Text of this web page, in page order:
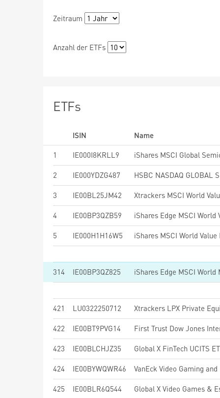
Zeitraum
Anzahl der ETFs
ETFs
ISIN
Name
1
IE000I8KRLL9
2 IE000YDZG487
3 IE00BL25JM42 Xtrackers MSCI World
4 IE00BP3QZB59
5 IE000H1H16W5
314 IE00BP3QZ825
421 LU0322250712 Xtrackers LPX Private
422 IE00BT9PVG14
423 IE00BLCHJZ35 Global X FinTech UCITS
424 IE00BYWQWR46 VanEck Video Gaming
425 IE00BLR6Q544 Global X Video Games &